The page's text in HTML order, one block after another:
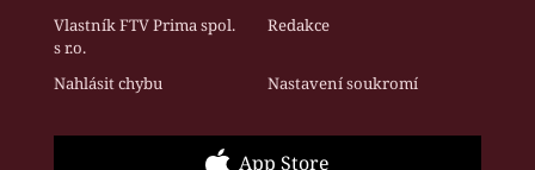
Vlastník FTV Prima spol.
s r.o.
Redakce
Nahlásit chybu Nastavení soukromí
App Store